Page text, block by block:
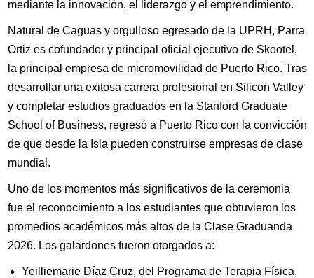
mediante la innovación, el liderazgo y el emprendimiento.
Natural de Caguas y orgulloso egresado de la UPRH, Parra
Ortiz es cofundador y principal oficial ejecutivo de Skootel,
la principal empresa de micromovilidad de Puerto Rico. Tras
desarrollar una exitosa carrera profesional en Silicon Valley
y completar estudios graduados en la Stanford Graduate
School of Business, regresó a Puerto Rico con la convicción
de que desde la Isla pueden construirse empresas de clase
mundial.
Uno de los momentos más significativos de la ceremonia
fue el reconocimiento a los estudiantes que obtuvieron los
promedios académicos más altos de la Clase Graduanda
2026. Los galardones fueron otorgados a:
Yeilliemarie Díaz Cruz, del Programa de Terapia Física,